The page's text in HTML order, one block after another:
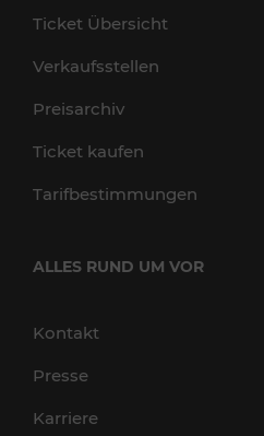
Ticket Übersicht
Verkaufsstellen
Preisarchiv
Ticket kaufen
Tarifbestimmungen
ALLES RUND UM VOR
Kontakt
Presse
Karriere